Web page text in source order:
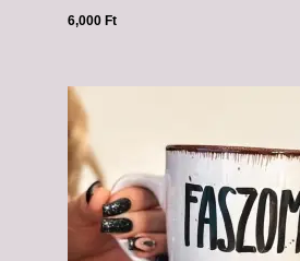
6,000 Ft